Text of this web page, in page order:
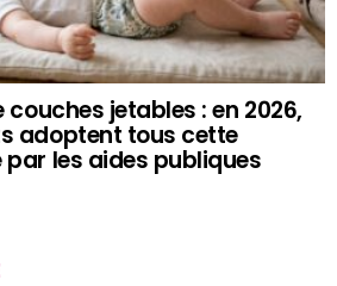
couches jetables : en 2026,
adoptent tous cette
les aides publiques